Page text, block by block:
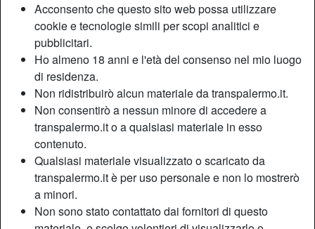
Acconsento che questo sito web possa utilizzare
cookie e tecnologie simili per scopi analitici e
pubblicitari.
Ho almeno 18 anni e l'età del consenso nel mio luogo
di residenza.
Non ridistribuirò alcun materiale da transpalermo.it.
Non consentirò a nessun minore di accedere a
transpalermo.it o a qualsiasi materiale in esso
contenuto.
Qualsiasi materiale visualizzato o scaricato da
transpalermo.it è per uso personale e non lo mostrerò
a minori.
Non sono stato contattato dai fornitori di questo
Nickname:
Boccadolce
Età:
37
Paese:
Provincia:
Trapani